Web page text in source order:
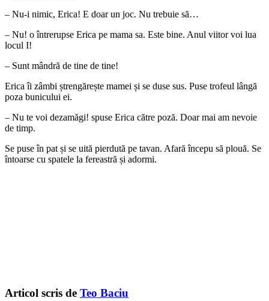
– Nu-i nimic, Erica! E doar un joc. Nu trebuie să…
– Nu! o întrerupse Erica pe mama sa. Este bine. Anul viitor voi lua
locul I!
– Sunt mândră de tine de tine!
Erica îi zâmbi ștrengărește mamei și se duse sus. Puse trofeul lângă
poza bunicului ei.
– Nu te voi dezamăgi! spuse Erica către poză. Doar mai am nevoie
de timp.
Se puse în pat și se uită pierdută pe tavan. Afară începu să plouă. Se
întoarse cu spatele la fereastră și adormi.
Articol scris de Teo Baciu